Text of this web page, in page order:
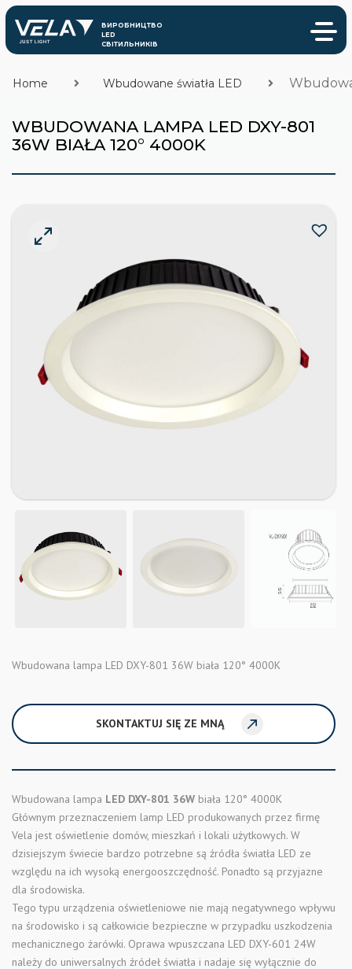
WBUDOWANA LAMPA LED DXY-801
36W BIAŁA 120° 4000K
Home Wbudowane światła LED
Wbudowana lampa LED DXY-801 36W biała 120° 4000K
SKONTAKTUJ SIĘ ZE MNĄ
Wbudowana lampa LED DXY-801 36W biała 120° 4000K
Głównym przeznaczeniem lamp LED produkowanych przez firmę
Vela jest oświetlenie domów, mieszkań i lokali użytkowych. W
dzisiejszym świecie bardzo potrzebne są źródła światła LED ze
względu na ich wysoką energooszczędność. Ponadto są przyjazne
dla środowiska.
Tego typu urządzenia oświetleniowe nie mają negatywnego wpływu
na środowisko i są całkowicie bezpieczne w przypadku uszkodzenia
mechanicznego żarówki. Oprawa wpuszczana LED DXY-601 24W
należy do uniwersalnych źródeł światła i nadaje się wyłącznie do